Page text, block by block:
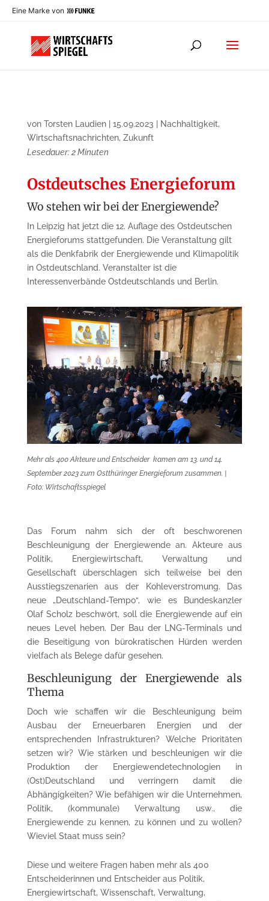
Eine Marke von
von Torsten Laudien| 15.09.2023 Nachhaltigkeit,
Wirtschaftsnachrichten, Zukunft
Lesedauer: 2 Minuten
Ostdeutsches Energieforum
Wo stehen wir bei der Energiewende?
In Leipzig hat jetzt die 12. Auflage des Ostdeutschen
Energieforums stattgefunden. Die Veranstaltung gilt
als die Denkfabrik der Energiewende und Klimapolitik
in Ostdeutschland. Veranstalter ist die
Interessenverbände Ostdeutschlands und Berlin.
Mehr als 400 Akteure und Entscheider kamen am 13. und 14.
September 2023 zum Ostthüringer Energieforum zusammen. |
Foto: Wirtschaftsspiegel
Das Forum nahm sich der oft beschworenen
Beschleunigung der Energiewende an. Akteure aus
Politik, Energiewirtschaft, Verwaltung und
Gesellschaft überschlagen sich teilweise bei den
Ausstiegszenarien aus der Kohleverstromung. Das
neue „Deutschland-Tempo“, wie es Bundeskanzler
Olaf Scholz beschwört, soll die Energiewende auf ein
neues Level heben. Der Bau der LNG-Terminals und
die Beseitigung von bürokratischen Hürden werden
vielfach als Belege dafür gesehen.
Beschleunigung der Energiewende als
Thema
Doch wie schaffen wir die Beschleunigung beim
Ausbau der Erneuerbaren Energien und der
entsprechenden Infrastrukturen? Welche Prioritäten
setzen wir? Wie stärken und beschleunigen wir die
Produktion der Energiewendetechnologien in
(Ost)Deutschland und verringern damit die
Abhängigkeiten? Wie befähigen wir die Unternehmen,
Politik, (kommunale) Verwaltung usw., die
Energiewende zu kennen, zu können und zu wollen?
Wieviel Staat muss sein?
Diese und weitere Fragen haben mehr als 400
Entscheiderinnen und Entscheider aus Politik,
Energiewirtschaft, Wissenschaft, Verwaltung,